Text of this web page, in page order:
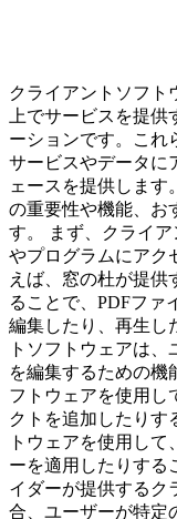
クライアントソフト
上でサービスを提
ーションです。これ
サービスやデータに
ェースを提供します
の重要性や機能、お
す。 まず、クライ
やプログラムにアク
えば、窓の杜が提供
ることで、PDFファ
編集したり、再生し
トソフトウェアは
を編集するための機
フトウェアを使用し
クトを追加したりす
トウェアを使用し
ーを適用したりする
イダーが提供するク
合、ユーザーが特定